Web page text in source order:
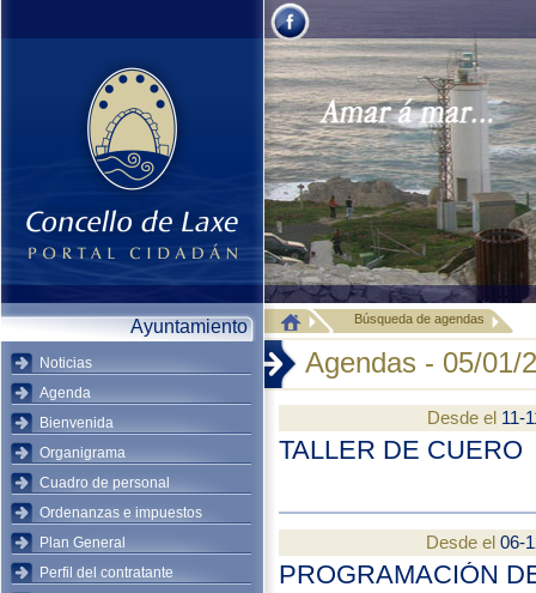
Ayuntamiento
Noticias
Agenda
Bienvenida
Organigrama
Cuadro de personal
Ordenanzas e impuestos
Plan General
Perfil del contratante
Búsqueda de agendas
Agendas - 05/01/
Desde el 11-
TALLER DE CUERO
Desde el 06-
PROGRAMACIÓN